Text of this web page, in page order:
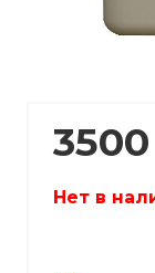
3500
Нет в